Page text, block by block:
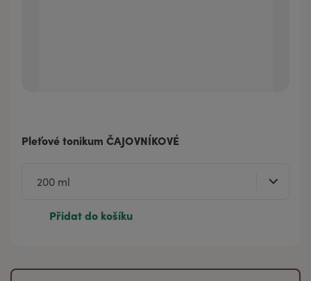
Pleťové tonikum ČAJOVNÍKOVÉ
Přidat do košíku